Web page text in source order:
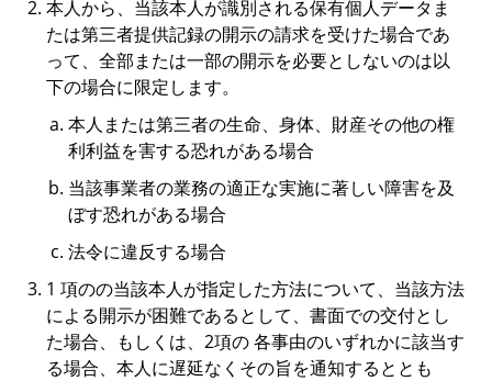
本人から、当該本人が識別される保有個人データま
たは第三者提供記録の開示の請求を受けた場合であ
って、全部または一部の開示を必要としないのは以
下の場合に限定します。
本人または第三者の生命、身体、財産その他の権
利利益を害する恐れがある場合
当該事業者の業務の適正な実施に著しい障害を及
ぼす恐れがある場合
法令に違反する場合
1 項のの当該本人が指定した方法について、当該方法
による開示が困難であるとして、書面での交付とし
た場合、もしくは、2項の 各事由のいずれかに該当す
る場合、本人に遅延なくその旨を通知するととも